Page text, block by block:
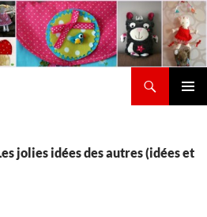
jolies idées des autres (idées et